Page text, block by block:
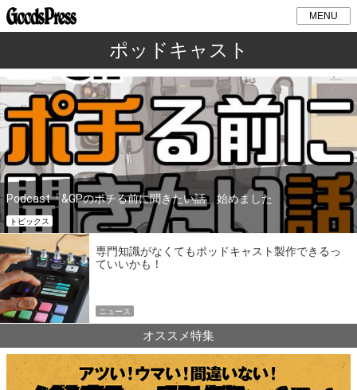
MENU
ポッドキャスト
Podcast「&GPのポチる前に聞きたい話」始めました
トピックス
専門知識がなくてもポッドキャスト製作できるっ
ていいかも！
ニュース
オススメ特集